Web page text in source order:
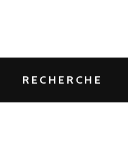
RECHERCHE